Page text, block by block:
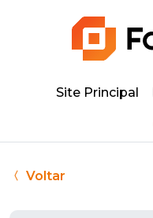
Site Principal
Voltar